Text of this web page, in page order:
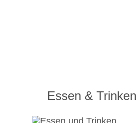
Essen & Trinken